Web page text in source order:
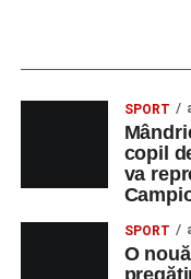
SPORT
copil
va
SPORT
O